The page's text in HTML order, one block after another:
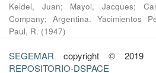
Keidel, Juan; Mayol, Jacques;
Company; Argentina. Yacimientos
Paul, R. (1947)
SEGEMAR copyright © 2019
REPOSITORIO-DSPACE